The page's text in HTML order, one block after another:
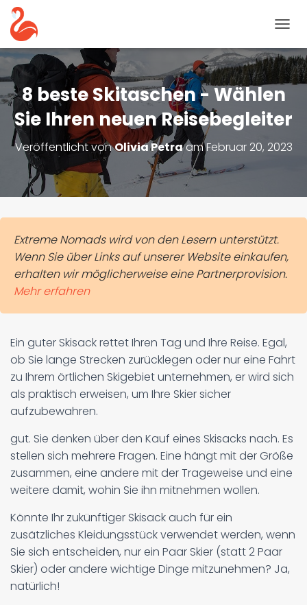
A
V
G
A
T
I
N
H
T
E
8 beste Skitaschen - Wählen
Sie Ihren neuen Reisebegleiter
Veröffentlicht vonOlivia PetraamFebruar 20, 2023
Extreme Nomads wird von den Lesern unterstützt.
Wenn Sie über Links auf unserer Website einkaufen,
erhalten wir möglicherweise eine Partnerprovision.
Mehr erfahren
Ein guter Skisack rettet Ihren Tag und Ihre Reise. Egal,
ob Sie lange Strecken zurücklegen oder nur eine Fahrt
zu Ihrem örtlichen Skigebiet unternehmen, er wird sich
als praktisch erweisen, um Ihre Skier sicher
aufzubewahren.
gut. Sie denken über den Kauf eines Skisacks nach. Es
stellen sich mehrere Fragen. Eine hängt mit der Größe
zusammen, eine andere mit der Trageweise und eine
weitere damit, wohin Sie ihn mitnehmen wollen.
Könnte Ihr zukünftiger Skisack auch für ein
zusätzliches Kleidungsstück verwendet werden, wenn
Sie sich entscheiden, nur ein Paar Skier (statt 2 Paar
Skier) oder andere wichtige Dinge mitzunehmen? Ja,
natürlich!